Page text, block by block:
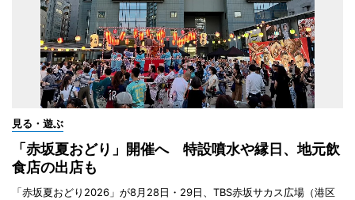
見る・遊ぶ
「赤坂夏おどり」開催へ 特設噴水や縁日、地元飲
食店の出店も
「赤坂夏おどり2026」が8月28日・29日、TBS赤坂サカス広場（港区